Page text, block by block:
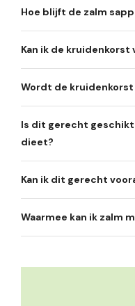
Hoe blijft de zalm
Kan ik de kruidenkorst
Wordt de
Is dit gerecht
dieet?
Kan ik dit gerecht
Waarmee kan ik zalm